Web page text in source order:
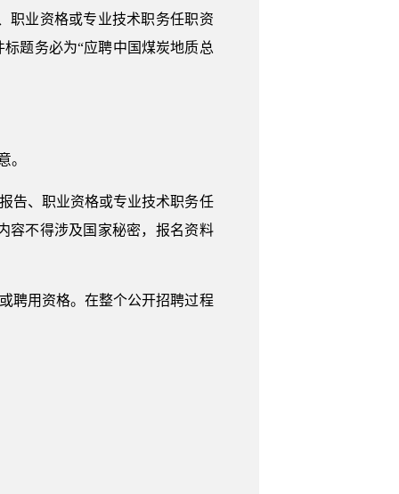
职业资格或专业技术职务任职资
标题务必为“应聘中国煤炭地质总
。
告、职业资格或专业技术职务任
容不得涉及国家秘密，报名资料
聘用资格。在整个公开招聘过程